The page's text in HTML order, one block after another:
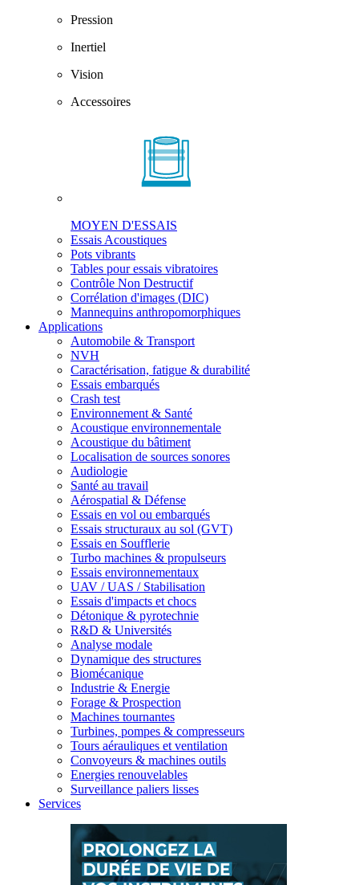
Pression
Inertiel
Vision
Accessoires
MOYEN D'ESSAIS
Essais Acoustiques
Pots vibrants
Tables pour essais vibratoires
Contrôle Non Destructif
Corrélation d'images (DIC)
Mannequins anthropomorphiques
Applications
Automobile & Transport
NVH
Caractérisation, fatigue & durabilité
Essais embarqués
Crash test
Environnement & Santé
Acoustique environnementale
Acoustique du bâtiment
Localisation de sources sonores
Audiologie
Santé au travail
Aérospatial & Défense
Essais en vol ou embarqués
Essais structuraux au sol (GVT)
Essais en Soufflerie
Turbo machines & propulseurs
Essais environnementaux
UAV / UAS / Stabilisation
Essais d'impacts et chocs
Détonique & pyrotechnie
R&D & Universités
Analyse modale
Dynamique des structures
Biomécanique
Industrie & Energie
Forage & Prospection
Machines tournantes
Turbines, pompes & compresseurs
Tours aérauliques et ventilation
Convoyeurs & machines outils
Energies renouvelables
Surveillance paliers lisses
Services